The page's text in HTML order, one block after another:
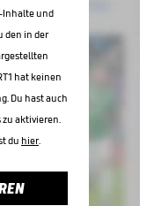
Inhalte und
den in der
hat keinen
Du hast auch
aktivieren.
du hier.